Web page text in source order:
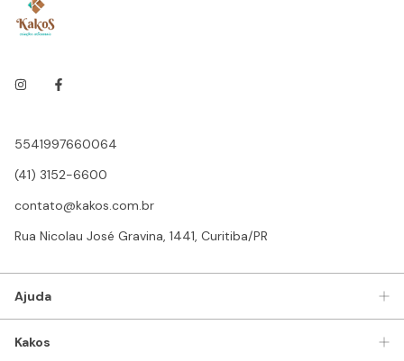
5541997660064
(41) 3152-6600
contato@kakos.com.br
Rua Nicolau José Gravina, 1441, Curitiba/PR
Ajuda
Kakos